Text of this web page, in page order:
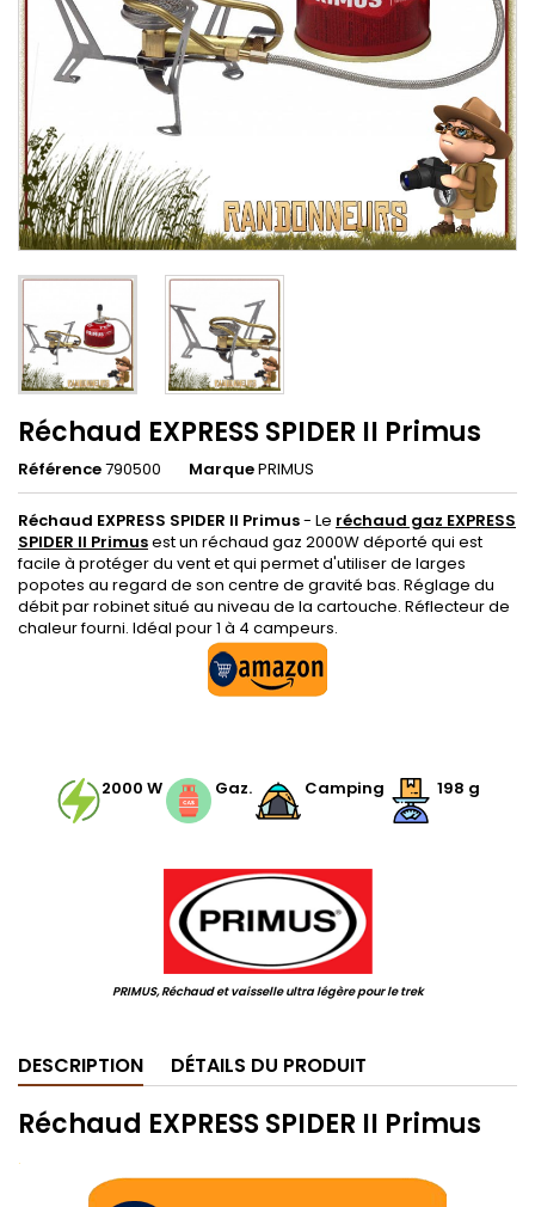
Réchaud EXPRESS SPIDER II Primus
Référence790500 MarquePRIMUS
Réchaud EXPRESS SPIDER II Primus- Le réchaud gaz EXPRESS
SPIDER II Primusest un réchaud gaz 2000W déporté qui est
facile à protéger du vent et qui permet d'utiliser de larges
popotes au regard de son centre de gravité bas. Réglage du
débit par robinet situé au niveau de la cartouche. Réflecteur de
chaleur fourni. Idéal pour 1 à 4 campeurs.
2000 W
Gaz. Camping 198 g
PRIMUS, Réchaud et vaisselle ultra légère pour le trek
DESCRIPTION DÉTAILS DU PRODUIT
Réchaud EXPRESS SPIDER II Primus
.